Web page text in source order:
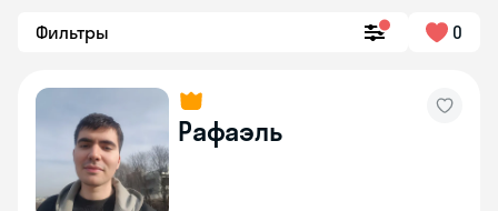
Фильтры 0
Рафаэль